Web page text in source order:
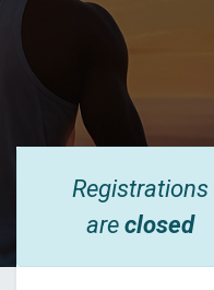
Registrations
areclosed